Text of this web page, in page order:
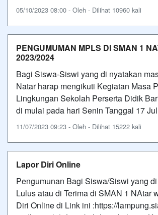
05/10/2023 08:00 - Oleh - Dilihat 10960 kali
PENGUMUMAN MPLS DI SMAN 1
2023/2024
Bagi Siswa-Siswi yang di nyatakan
Natar harap mengikuti Kegiatan Masa
Lingkungan Sekolah Perserta Didik
di mulai pada hari Senin Tanggal 17 Jul
11/07/2023 09:23 - Oleh - Dilihat 15222 kali
Lapor Diri Online
Pengumunan Bagi Siswa/Siswi yang
Lulus atau di Terima di SMAN 1 NAtar
Diri Online di Link ini :https://